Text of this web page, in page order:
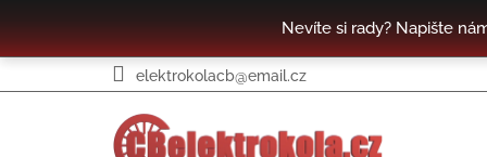
obsah
Nevíte si rady? Napište
elektrokolacb@email.cz